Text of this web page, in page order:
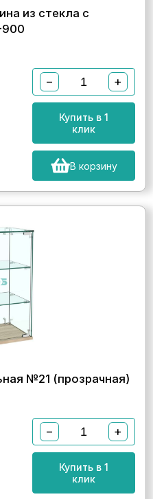
из стекла с
− +
Купить в 1
клик
В корзину
№21 (прозрачная)
− +
Купить в 1
клик